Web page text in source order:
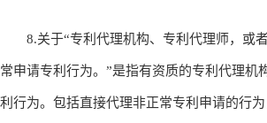
8.关于“专利代理机构、专利代理师，或者
常申请专利行为。”是指有资质的专利代理
利行为。包括直接代理非正常专利申请的行